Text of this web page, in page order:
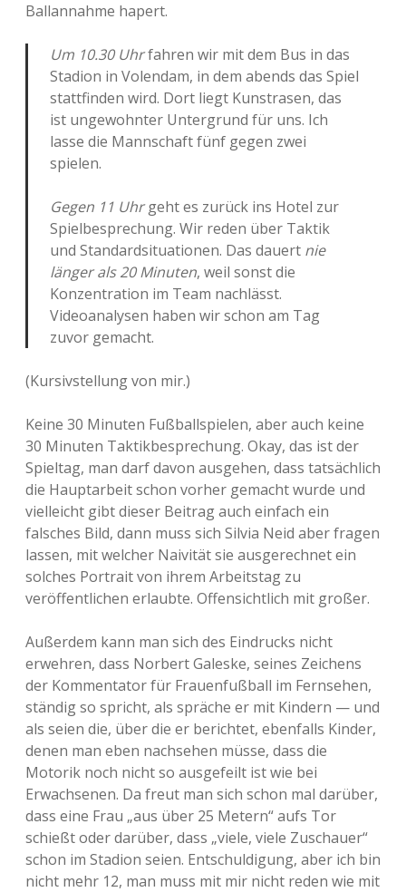
Ballannahme hapert.
Um 10.30 Uhrfahren wir mit dem Bus in das
Stadion in Volendam, in dem abends das Spiel
stattfinden wird. Dort liegt Kunstrasen, das
ist ungewohnter Untergrund für uns. Ich
lasse die Mannschaft fünf gegen zwei
spielen.
Gegen 11 Uhrgeht es zurück ins Hotel zur
Spielbesprechung. Wir reden über Taktik
und Standardsituationen. Das dauert nie
länger als 20 Minuten, weil sonst die
Konzentration im Team nachlässt.
Videoanalysen haben wir schon am Tag
zuvor gemacht.
(Kursivstellung von mir.)
Keine 30 Minuten Fußballspielen, aber auch keine
30 Minuten Taktikbesprechung. Okay, das ist der
Spieltag, man darf davon ausgehen, dass tatsächlich
die Hauptarbeit schon vorher gemacht wurde und
vielleicht gibt dieser Beitrag auch einfach ein
falsches Bild, dann muss sich Silvia Neid aber fragen
lassen, mit welcher Naivität sie ausgerechnet ein
solches Portrait von ihrem Arbeitstag zu
veröffentlichen erlaubte. Offensichtlich mit großer.
Außerdem kann man sich des Eindrucks nicht
erwehren, dass Norbert Galeske, seines Zeichens
der Kommentator für Frauenfußball im Fernsehen,
ständig so spricht, als spräche er mit Kindern — und
als seien die, über die er berichtet, ebenfalls Kinder,
denen man eben nachsehen müsse, dass die
Motorik noch nicht so ausgefeilt ist wie bei
Erwachsenen. Da freut man sich schon mal darüber,
dass eine Frau „aus über 25 Metern“ aufs Tor
schießt oder darüber, dass „viele, viele Zuschauer“
schon im Stadion seien. Entschuldigung, aber ich bin
nicht mehr 12, man muss mit mir nicht reden wie mit